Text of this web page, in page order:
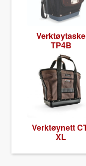
Verk­tøy­taske
TP4B
Verk­tøynett
XL